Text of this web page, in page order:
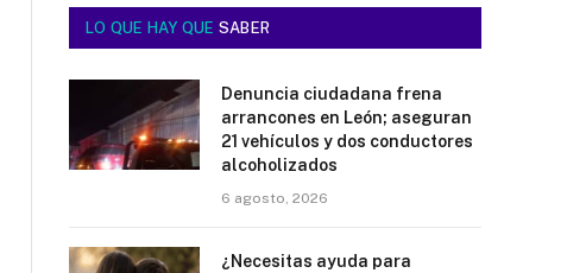
LO QUE HAY QUE SABER
Denuncia ciudadana frena
arrancones en León; aseguran
21 vehículos y dos conductores
alcoholizados
6 agosto, 2026
¿Necesitas ayuda para